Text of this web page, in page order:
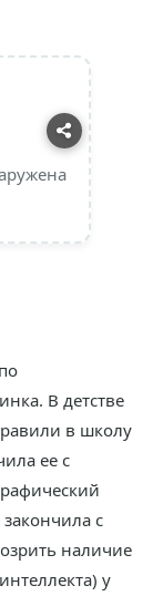
В детстве
в школу
ее с
с
наличие
у